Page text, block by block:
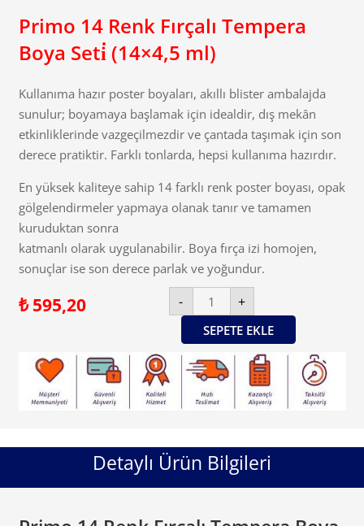
Primo 14 Renk Fırçalı Tempera
Boya Seti̇ (14×4,5 ml)
Kullanıma hazır poster boyaları, akıllı blister ambalajda
sunulur; boyamaya başlamak için idealdir, dış mekân
etkinliklerinde vazgeçilmezdir ve çantada taşımak için son
derece pratiktir. Farklı tonlarda, hepsi kullanıma hazırdır.
En yüksek kaliteye sahip 14 farklı renk poster boyası, opak
gölgelendirmeler yapmaya olanak tanır ve tamamen
kuruduktan sonra
katmanlı olarak uygulanabilir. Boya fırça izi homojen,
sonuçlar ise son derece parlak ve yoğundur.
₺595,20 -
Primo
Renk
Fırçalı
Tempera
Seti̇
(14x4,5
ml)
adet
+
SEPETE EKLE
Detaylı Ürün Bilgileri